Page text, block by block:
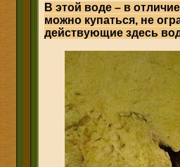
В этой воде – в
можно купаться, не
действующие здесь